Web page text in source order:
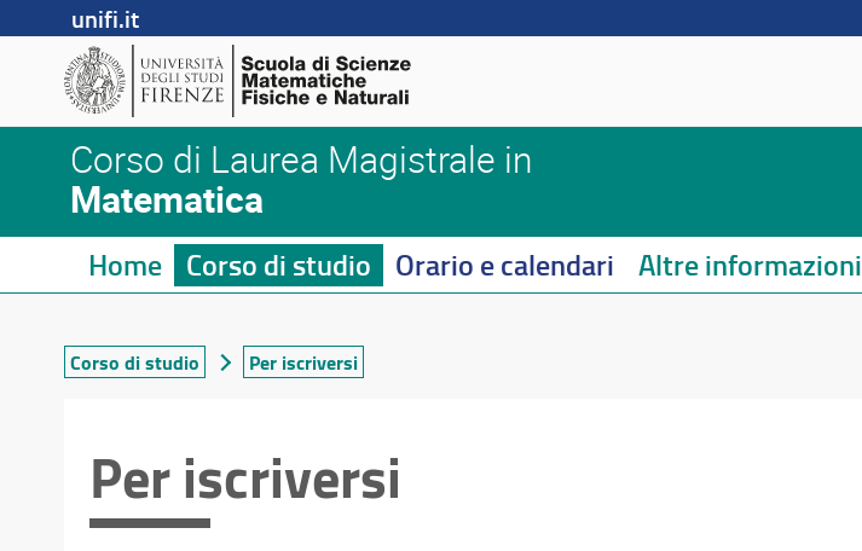
unifi.it
Corso di Laurea Magistrale in
Matematica
Home Corso di studio Orario e calendari Altre informazioni
Corso di studio Per iscriversi
Per iscriversi